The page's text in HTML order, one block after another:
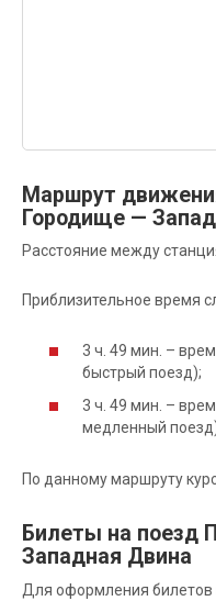
Маршрут
Городище —
Расстояние между
Приблизительное время
3 ч. 49 мин. –
быстрый поезд);
3 ч. 49 мин. –
медленный
По данному маршруту
Билеты на поезд
Западная Двина
Для оформления